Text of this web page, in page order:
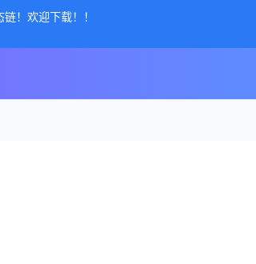
！欢迎下载！！